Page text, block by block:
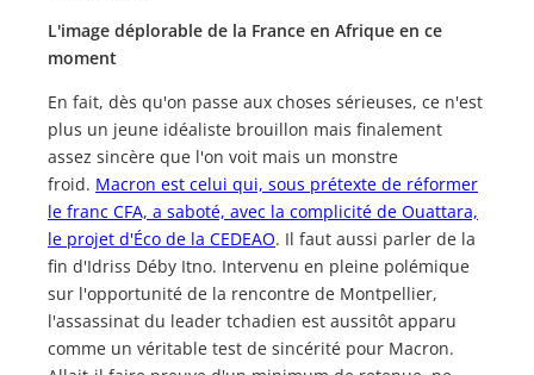
L'image déplorable de la France en Afrique en ce
moment
En fait, dès qu'on passe aux choses sérieuses, ce n'est
plus un jeune idéaliste brouillon mais finalement
assez sincère que l'on voit mais un monstre
froid. Macron est celui qui, sous prétexte de réformer
le franc CFA, a saboté, avec la complicité de Ouattara,
le projet d'Éco de la CEDEAO. Il faut aussi parler de la
fin d'Idriss Déby Itno. Intervenu en pleine polémique
sur l'opportunité de la rencontre de Montpellier,
l'assassinat du leader tchadien est aussitôt apparu
comme un véritable test de sincérité pour Macron.